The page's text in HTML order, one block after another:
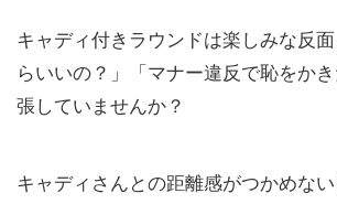
キャディ付きラウンドは楽しみな反
らいいの？」「マナー違反で恥をか
張していませんか？
キャディさんとの距離感がつかめな